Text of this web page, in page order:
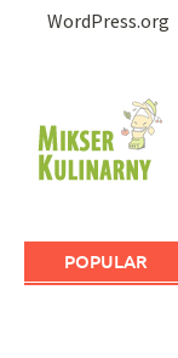
WordPress.org
POPULAR